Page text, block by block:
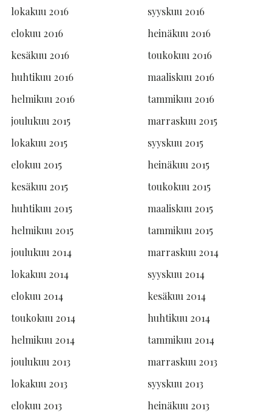
lokakuu 2016
syyskuu 2016
elokuu 2016
heinäkuu 2016
kesäkuu 2016
toukokuu 2016
huhtikuu 2016
maaliskuu 2016
helmikuu 2016
tammikuu 2016
joulukuu 2015
marraskuu 2015
lokakuu 2015
syyskuu 2015
elokuu 2015
heinäkuu 2015
kesäkuu 2015
toukokuu 2015
huhtikuu 2015
maaliskuu 2015
helmikuu 2015
tammikuu 2015
joulukuu 2014
marraskuu 2014
lokakuu 2014
syyskuu 2014
elokuu 2014
kesäkuu 2014
toukokuu 2014
huhtikuu 2014
helmikuu 2014
tammikuu 2014
joulukuu 2013
marraskuu 2013
lokakuu 2013
syyskuu 2013
elokuu 2013
heinäkuu 2013